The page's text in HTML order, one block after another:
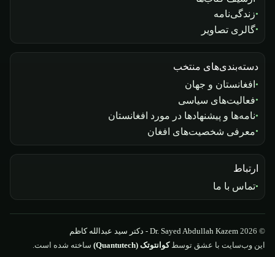
زندگی‌نامه
گالری تصاویر
دسته‌بندی‌های منتخب
افغانستان و جهان
فعالیت‌های سیاسی
نامه‌ها و پیشنهادها در مورد افغانستان
معرفی شخصیت‌های افغان
ارتباط
تماس با ما
© 2026
Dr. Sayed Abdullah Kazem - دکتر سید عبدالله کاظم
این وب‌سایت با عشق توسطکوانتوتک (Quantutech) ساخته شده است.